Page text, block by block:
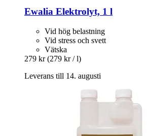
Ewalia Elektrolyt, 1 l
Vid hög belastning
Vid stress och svett
Vätska
279 kr (279 kr / l)
Leverans till 14. augusti